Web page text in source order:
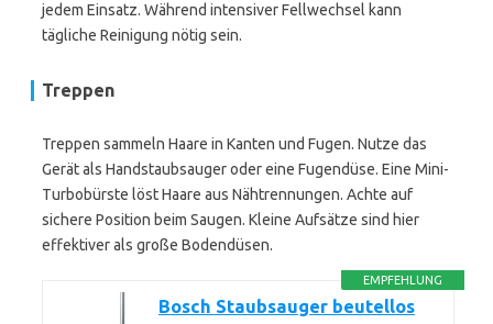
jedem Einsatz. Während intensiver Fellwechsel kann
tägliche Reinigung nötig sein.
Treppen
Treppen sammeln Haare in Kanten und Fugen. Nutze das
Gerät als Handstaubsauger oder eine Fugendüse. Eine Mini-
Turbobürste löst Haare aus Nähtrennungen. Achte auf
sichere Position beim Saugen. Kleine Aufsätze sind hier
effektiver als große Bodendüsen.
EMPFEHLUNG
Bosch Staubsauger beutellos